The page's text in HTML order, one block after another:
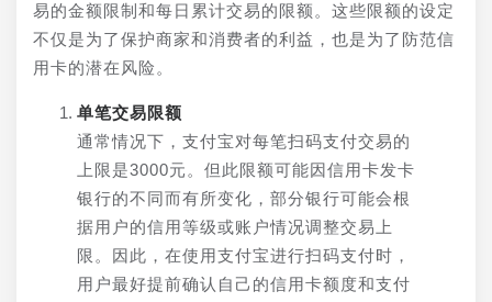
易的金额限制和每日累计交易的限额。这些限额的设定
不仅是为了保护商家和消费者的利益，也是为了防范信
用卡的潜在风险。
单笔交易限额
通常情况下，支付宝对每笔扫码支付交易的
上限是3000元。但此限额可能因信用卡发卡
银行的不同而有所变化，部分银行可能会根
据用户的信用等级或账户情况调整交易上
限。因此，在使用支付宝进行扫码支付时，
用户最好提前确认自己的信用卡额度和支付